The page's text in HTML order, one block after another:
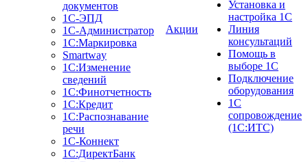
документов
1С-ЭПД
1С-Администратор
1С:Маркировка
Smartway
1С:Изменение
сведений
1С:Финотчетность
1С:Кредит
1С:Распознавание
речи
1С-Коннект
1С:ДиректБанк
Акции
Установка и
настройка 1С
Линия
консультаций
Помощь в
выборе 1С
Подключение
оборудования
1С
сопровождение
(1С:ИТС)